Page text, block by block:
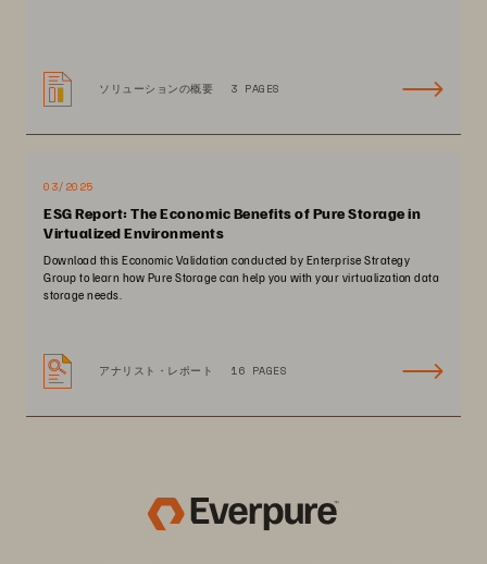
ソリューションの概要 3 PAGES
03/2025
ESG Report: The Economic Benefits of Pure Storage in
Virtualized Environments
Download this Economic Validation conducted by Enterprise Strategy
Group to learn how Pure Storage can help you with your virtualization data
storage needs.
アナリスト・レポート 16 PAGES